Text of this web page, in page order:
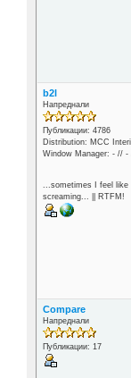
b2l
Напреднали
Публикации: 4786
Distribution: MCC
Window Manager: - // -
...sometimes I feel like
screaming... || RTFM!
Compare
Напреднали
Публикации: 17